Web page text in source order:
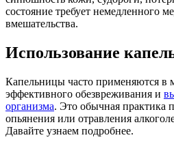
состояние требует немедленного
вмешательства.
Использование
Капельницы часто применяются в
эффективного обезвреживания и
организма. Это обычная практика
опьянения или отравления
Давайте узнаем подробнее.